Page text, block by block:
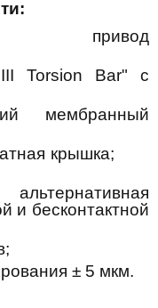
привод
Torsion Bar" с
мембранный
крышка;
и бесконтактной
± 5 мкм.